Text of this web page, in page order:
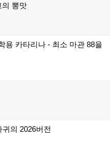
의 뽕맛
용 카타리나 - 최소 마관 88을
의 2026버전